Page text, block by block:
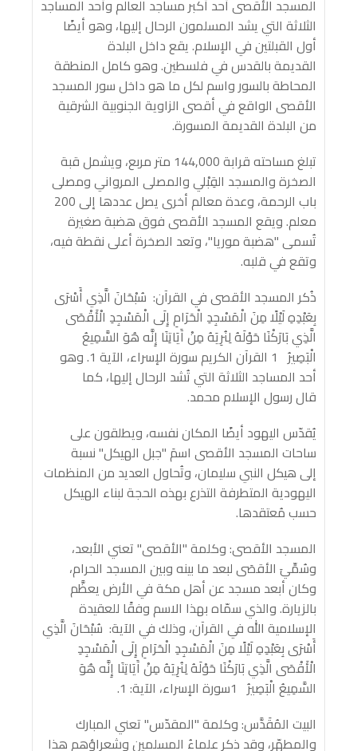
المسجد الأقصى أحد أكبر مساجد العالم وأحد المساجد
الثلاثة التي يشد المسلمون الرحال إليها، وهو أيضًا
أول القبلتين في الإسلام. يقع داخل البلدة
القديمة بالقدس في فلسطين. وهو كامل المنطقة
المحاطة بالسور واسم لكل ما هو داخل سور المسجد
الأقصى الواقع في أقصى الزاوية الجنوبية الشرقية
من البلدة القديمة المسورة.
تبلغ مساحته قرابة 144,000 متر مربع، ويشمل قبة
الصخرة والمسجد القِبْلي والمصلى المرواني ومصلى
باب الرحمة، وعدة معالم أخرى يصل عددها إلى 200
معلم. ويقع المسجد الأقصى فوق هضبة صغيرة
تُسمى "هضبة موريا"، وتعد الصخرة أعلى نقطة فيه،
وتقع في قلبه.
ذُكر المسجد الأقصى في القرآن: سُبْحَانَ الَّذِي أَسْرَى
بِعَبْدِهِ لَيْلًا مِنَ الْمَسْجِدِ الْحَرَامِ إِلَى الْمَسْجِدِ الْأَقْصَى
الَّذِي بَارَكْنَا حَوْلَهُ لِنُرِيَهُ مِنْ آَيَاتِنَا إِنَّه هُوَ السَّمِيعُ
الْبَصِيرُ 1 القرآن الكريم سورة الإسراء، الآية 1. وهو
أحد المساجد الثلاثة التي تُشد الرحال إليها، كما
قال رسول الإسلام محمد.
يُقدّس اليهود أيضًا المكان نفسه، ويطلقون على
ساحات المسجد الأقصى اسمَ "جبل الهيكل" نسبة
إلى هيكل النبي سليمان، وتُحاول العديد من المنظمات
اليهودية المتطرفة التذرع بهذه الحجة لبناء الهيكل
حسب مُعتقدها.
المسجد الأقصى: وكلمة "الأقصى" تعني الأبعد،
وسُمِّيَ الأقصَى لبعد ما بينه وبين المسجد الحرام،
وكان أبعد مسجد عن أهل مكة في الأرض يعظَّم
بالزيارة. والذي سمّاه بهذا الاسم وفقًا للعقيدة
الإسلامية الله في القرآن، وذلك في الآية: سُبْحَانَ الَّذِي
أَسْرَى بِعَبْدِهِ لَيْلًا مِنَ الْمَسْجِدِ الْحَرَامِ إِلَى الْمَسْجِدِ
الْأَقْصَى الَّذِي بَارَكْنَا حَوْلَهُ لِنُرِيَهُ مِنْ آَيَاتِنَا إِنَّه هُوَ
السَّمِيعُ الْبَصِيرُ 1سورة الإسراء، الآية: 1.
البيت المُقَدَّس: وكلمة "المقدّس" تعني المبارك
والمطهّر، وقد ذكر علماءُ المسلمين وشعراؤهم هذا